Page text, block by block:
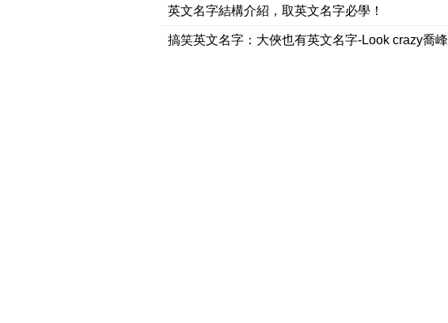
英文名字結構介紹，取英文名字必學！
搞笑英文名字：大俠也有英文名字-Look crazy喬峰